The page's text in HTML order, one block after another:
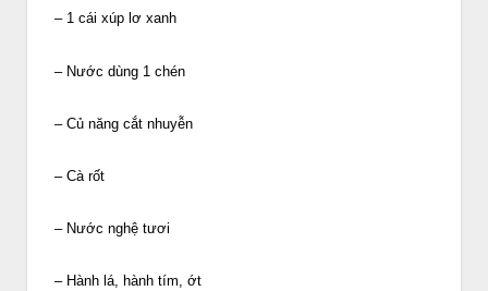
– 1 cái xúp lơ xanh
– Nước dùng 1 chén
– Củ năng cắt nhuyễn
– Cà rốt
– Nước nghệ tươi
– Hành lá, hành tím, ớt